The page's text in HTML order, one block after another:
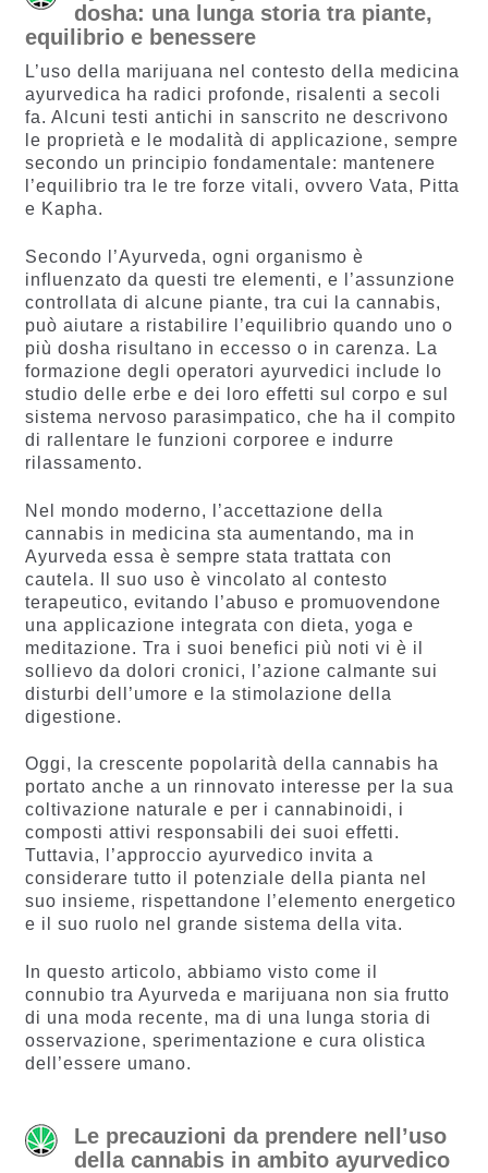
dosha: una lunga storia tra piante,
equilibrio e benessere
L’uso della marijuana nel contesto della medicina
ayurvedica ha radici profonde, risalenti a secoli
fa. Alcuni testi antichi in sanscrito ne descrivono
le proprietà e le modalità di applicazione, sempre
secondo un principio fondamentale: mantenere
l’equilibrio tra le tre forze vitali, ovvero Vata, Pitta
e Kapha.
Secondo l’Ayurveda, ogni organismo è
influenzato da questi tre elementi, e l’assunzione
controllata di alcune piante, tra cui la cannabis,
può aiutare a ristabilire l’equilibrio quando uno o
più dosha risultano in eccesso o in carenza. La
formazione degli operatori ayurvedici include lo
studio delle erbe e dei loro effetti sul corpo e sul
sistema nervoso parasimpatico, che ha il compito
di rallentare le funzioni corporee e indurre
rilassamento.
Nel mondo moderno, l’accettazione della
cannabis in medicina sta aumentando, ma in
Ayurveda essa è sempre stata trattata con
cautela. Il suo uso è vincolato al contesto
terapeutico, evitando l’abuso e promuovendone
una applicazione integrata con dieta, yoga e
meditazione. Tra i suoi benefici più noti vi è il
sollievo da dolori cronici, l’azione calmante sui
disturbi dell’umore e la stimolazione della
digestione.
Oggi, la crescente popolarità della cannabis ha
portato anche a un rinnovato interesse per la sua
coltivazione naturale e per i cannabinoidi, i
composti attivi responsabili dei suoi effetti.
Tuttavia, l’approccio ayurvedico invita a
considerare tutto il potenziale della pianta nel
suo insieme, rispettandone l’elemento energetico
e il suo ruolo nel grande sistema della vita.
In questo articolo, abbiamo visto come il
connubio tra Ayurveda e marijuana non sia frutto
di una moda recente, ma di una lunga storia di
osservazione, sperimentazione e cura olistica
dell’essere umano.
Le precauzioni da prendere nell’uso
della cannabis in ambito ayurvedico